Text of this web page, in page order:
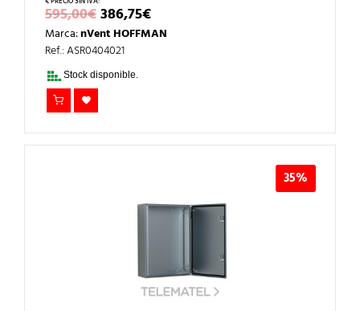
595,00€EL
PRECIO
ORIGINAL
ERA:595,00€.
386,75€EL
PRECIO
ACTUAL
Marca:nVent HOFFMAN
Ref.: ASR0404021
Stock disponible.
35%